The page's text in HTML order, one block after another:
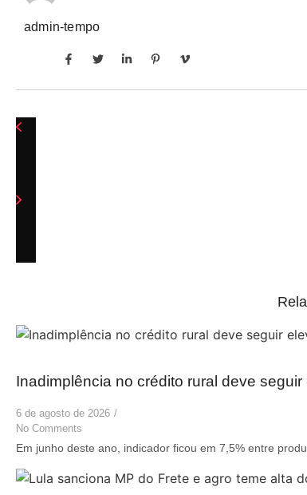
admin-tempo
Inadimplência no crédito rural deve
6 de agosto de 2026 /
No Comments
Em junho deste ano, indicador ficou em 7,5% entre